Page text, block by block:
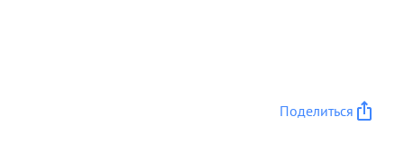
Поделиться